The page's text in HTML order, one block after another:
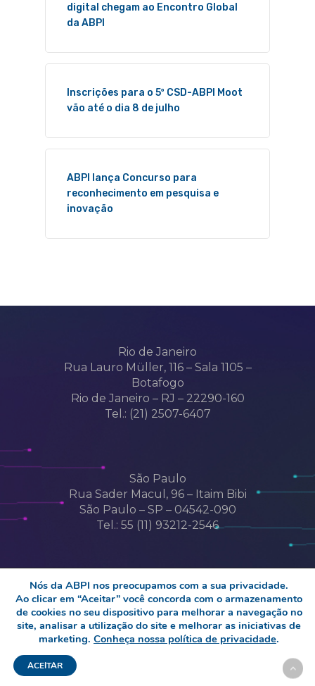
digital chegam ao Encontro Global
da ABPI
Inscrições para o 5º CSD-ABPI Moot
vão até o dia 8 de julho
ABPI lança Concurso para
reconhecimento em pesquisa e
inovação
Rio de Janeiro
Rua Lauro Müller, 116 – Sala 1105 –
Botafogo
Rio de Janeiro – RJ – 22290-160
Tel.: (21) 2507-6407
São Paulo
Rua Sader Macul, 96 – Itaim Bibi
São Paulo – SP – 04542-090
Tel.: 55 (11) 93212-2546
© 2026 abpi. Associação Brasileira da
Propriedade Intelectual
facebooklinkedin
Nós da ABPI nos preocupamos com a sua privacidade.
Ao clicar em “Aceitar” você concorda com o armazenamento
de cookies no seu dispositivo para melhorar a navegação no
site, analisar a utilização do site e melhorar as iniciativas de
marketing. Conheça nossa política de privacidade.
ACEITAR